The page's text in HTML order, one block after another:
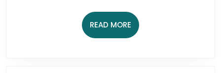
READ MORE READ
MORE